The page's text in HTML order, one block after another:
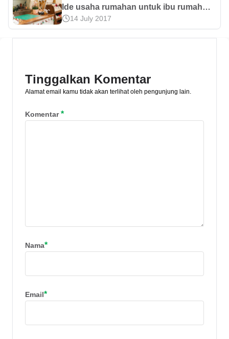
Ide usaha rumahan untuk ibu rumah
tangga sangat bervariasi, seperti bisnis
kue kering hingga jasa perawatan
14 July 2017
Tinggalkan Komentar
Alamat email kamu tidak akan terlihat oleh pengunjung lain.
Komentar*
Nama*
Email*